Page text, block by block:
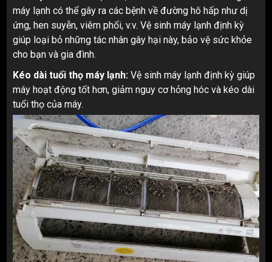
máy lạnh có thể gây ra các bệnh về đường hô hấp như dị
ứng, hen suyễn, viêm phổi, v.v. Vệ sinh máy lạnh định kỳ
giúp loại bỏ những tác nhân gây hại này, bảo vệ sức khỏe
cho bạn và gia đình.
Kéo dài tuổi thọ máy lạnh: Vệ sinh máy lạnh định kỳ giúp
máy hoạt động tốt hơn, giảm nguy cơ hỏng hóc và kéo dài
tuổi thọ của máy.